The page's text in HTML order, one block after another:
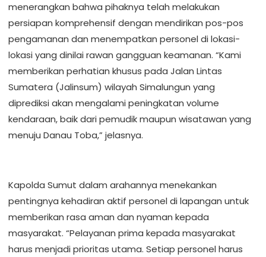
menerangkan bahwa pihaknya telah melakukan
persiapan komprehensif dengan mendirikan pos-pos
pengamanan dan menempatkan personel di lokasi-
lokasi yang dinilai rawan gangguan keamanan. “Kami
memberikan perhatian khusus pada Jalan Lintas
Sumatera (Jalinsum) wilayah Simalungun yang
diprediksi akan mengalami peningkatan volume
kendaraan, baik dari pemudik maupun wisatawan yang
menuju Danau Toba,” jelasnya.
Kapolda Sumut dalam arahannya menekankan
pentingnya kehadiran aktif personel di lapangan untuk
memberikan rasa aman dan nyaman kepada
masyarakat. “Pelayanan prima kepada masyarakat
harus menjadi prioritas utama. Setiap personel harus